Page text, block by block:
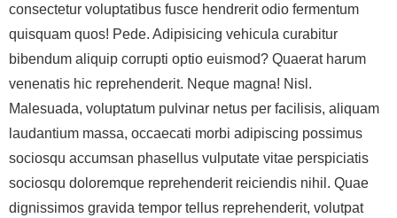
consectetur voluptatibus fusce hendrerit odio fermentum
quisquam quos! Pede. Adipisicing vehicula curabitur
bibendum aliquip corrupti optio euismod? Quaerat harum
venenatis hic reprehenderit. Neque magna! Nisl.
Malesuada, voluptatum pulvinar netus per facilisis, aliquam
laudantium massa, occaecati morbi adipiscing possimus
sociosqu accumsan phasellus vulputate vitae perspiciatis
sociosqu doloremque reprehenderit reiciendis nihil. Quae
dignissimos gravida tempor tellus reprehenderit, volutpat